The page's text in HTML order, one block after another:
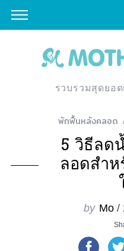
รวบรวมสุดยอ
พักฟื้นหลังคลอด
5 วิธีลด
ลอดสำ
by Mo /